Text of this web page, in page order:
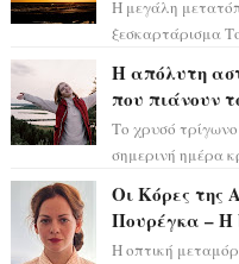
Η μεγάλη
ξεσκαρτάρισμα
Η απόλυτη
που πιάνουν
Το χρυσό τρίγωνο
σημερινή ημέρα
Οι Κόρες της
Πουρέγκα – H
Η οπτική